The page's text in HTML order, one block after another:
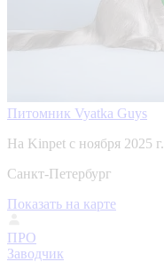
Питомник Vyatka Guys
На Kinpet c ноября 2025 г.
Санкт-Петербург
Показать на карте
ПРО
Заводчик